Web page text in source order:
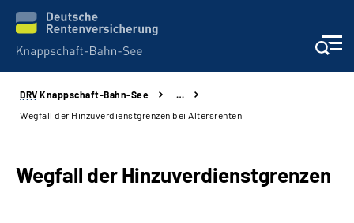
Aktuelles & Presse
Reha-Kliniken
DRV Knappschaft-Bahn-See
…
Wegfall der Hinzuverdienstgrenzen bei Altersrenten
Wegfall der Hinzuverdienstgrenzen